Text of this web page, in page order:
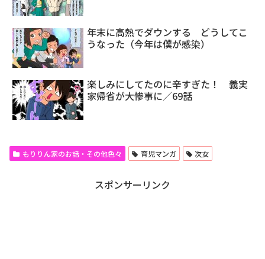
年末に高熱でダウンする どうしてこ
うなった（今年は僕が感染）
楽しみにしてたのに辛すぎた！ 義実
家帰省が大惨事に／69話
もりりん家のお話・その他色々 育児マンガ 次女
スポンサーリンク